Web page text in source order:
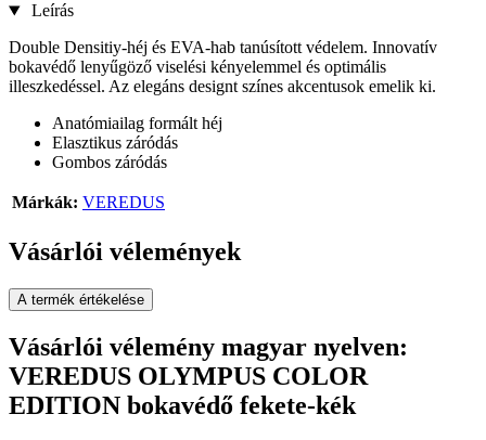
Leírás
Double Densitiy-héj és EVA-hab tanúsított védelem. Innovatív
bokavédő lenyűgöző viselési kényelemmel és optimális
illeszkedéssel. Az elegáns designt színes akcentusok emelik ki.
Anatómiailag formált héj
Elasztikus záródás
Gombos záródás
Márkák: VEREDUS
Vásárlói vélemények
A termék értékelése
Vásárlói vélemény magyar nyelven:
VEREDUS OLYMPUS COLOR
EDITION bokavédő fekete-kék